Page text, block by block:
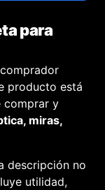
para
producto está
comprar y
miras,
descripción no
utilidad,